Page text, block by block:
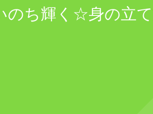
のち輝く☆身の立